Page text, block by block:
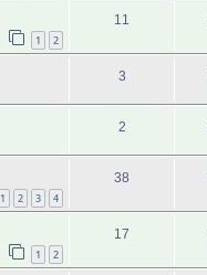
1 2
11
3
2
1 2 3 4
38
1 2
17